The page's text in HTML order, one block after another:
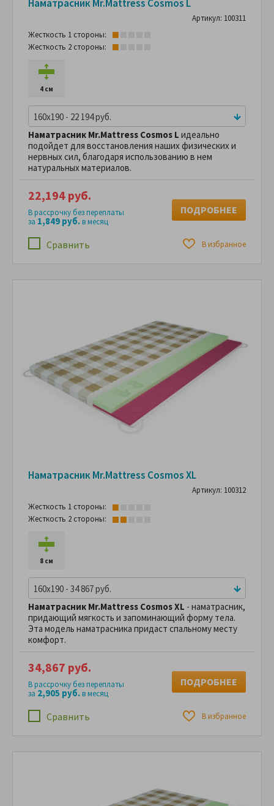
Наматрасник Mr.Mattress Cosmos L
Артикул: 100311
Жесткость 1 стороны:
Жесткость 2 стороны:
4 см
160x190 - 22 194 руб.
Наматрасник Mr.Mattress Cosmos L идеально
подойдет для восстановления наших физических и
нервных сил, благодаря использованию в нем
натуральных материалов.
Сравнить В избранное
22,194 руб.
В рассрочку без переплаты
за 1,849 руб.в месяц
ПОДРОБНЕЕ
Наматрасник Mr.Mattress Cosmos XL
Артикул: 100312
Жесткость 1 стороны:
Жесткость 2 стороны:
8 см
160x190 - 34 867 руб.
Наматрасник Mr.Mattress Cosmos XL - наматрасник,
придающий мягкость и запоминающий форму тела.
Эта модель наматрасника придаст спальному месту
комфорт.
Сравнить В избранное
34,867 руб.
В рассрочку без переплаты
за 2,905 руб.в месяц
ПОДРОБНЕЕ